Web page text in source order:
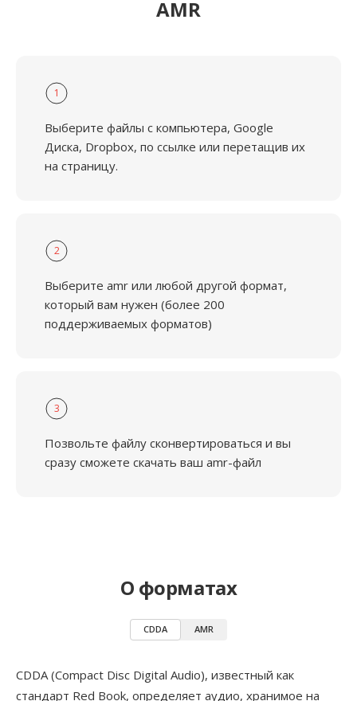
AMR
1
Выберите файлы с компьютера, Google
Диска, Dropbox, по ссылке или перетащив их
на страницу.
2
Выберите amr или любой другой формат,
который вам нужен (более 200
поддерживаемых форматов)
3
Позвольте файлу сконвертироваться и вы
сразу сможете скачать ваш amr-файл
О форматах
CDDA AMR
CDDA (Compact Disc Digital Audio), известный как
стандарт Red Book, определяет аудио, хранимое на